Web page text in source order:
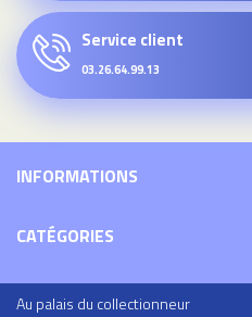
Service client
03.26.64.99.13
INFORMATIONS
CATÉGORIES
Au palais du collectionneur